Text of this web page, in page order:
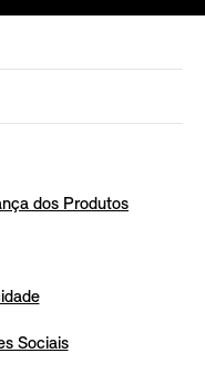
dos Produtos
Sociais